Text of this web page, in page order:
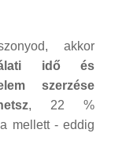
akkor
idő és
szerzése
, 22 %
mellett - eddig